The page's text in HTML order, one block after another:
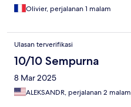
Olivier, perjalanan 1 malam
Ulasan terverifikasi
10/10 Sempurna
8 Mar 2025
ALEKSANDR, perjalanan 2 malam